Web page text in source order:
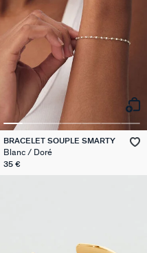
BRACELET SOUPLE SMARTY
Blanc / Doré
35 €